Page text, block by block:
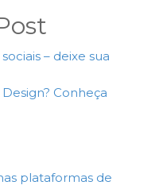
– deixe sua
Conheça